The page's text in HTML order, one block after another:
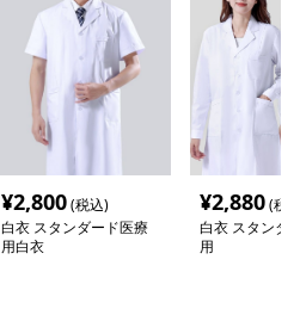
¥2,800(税込)
白衣 スタンダード医療
用白衣
¥2,880(税
白衣 スタンダ
用